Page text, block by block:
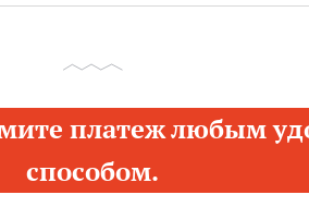
платеж любым
способом.